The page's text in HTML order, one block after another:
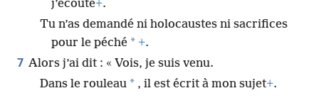
j’écoute+.
Tu n’as demandé ni holocaustes ni sacrifices
pour le péché * +.
7 Alors j’ai dit : « Vois, je suis venu.
Dans le rouleau * , il est écrit à mon sujet+.